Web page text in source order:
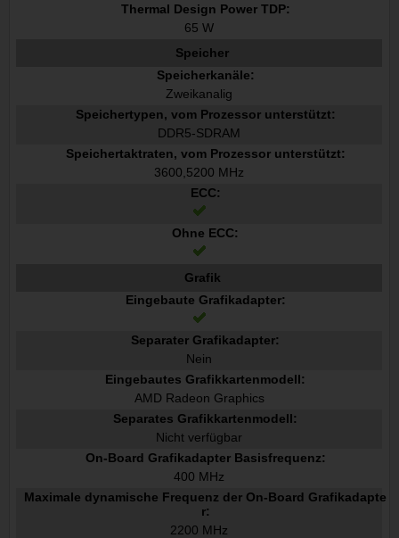
Thermal Design Power TDP:
65 W
Speicher
Speicherkanäle:
Zweikanalig
Speichertypen, vom Prozessor unterstützt:
DDR5-SDRAM
Speichertaktraten, vom Prozessor unterstützt:
3600,5200 MHz
ECC:
Ohne ECC:
Grafik
Eingebaute Grafikadapter:
Separater Grafikadapter:
Nein
Eingebautes Grafikkartenmodell:
AMD Radeon Graphics
Separates Grafikkartenmodell:
Nicht verfügbar
On-Board Grafikadapter Basisfrequenz:
400 MHz
Maximale dynamische Frequenz der On-Board Grafikadapte
r:
2200 MHz